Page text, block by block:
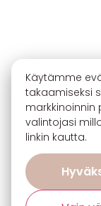
Käytämme
takaamiseksi
markkinoinnin
valintojasi
linkin kautta.